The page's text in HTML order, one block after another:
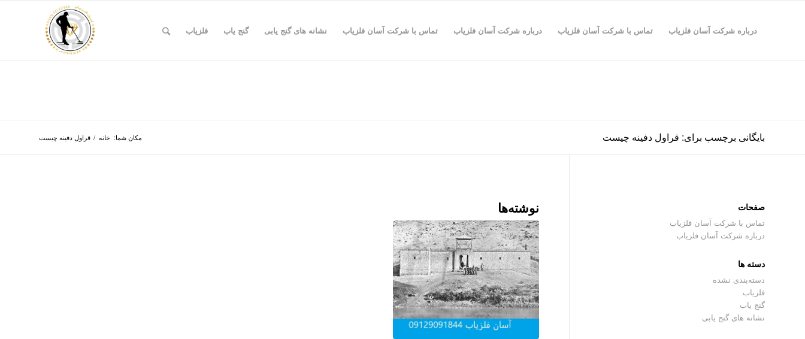
درباره شرکت آسان فلزیاب تماس با شرکت آسان فلزیاب درباره شرکت آسان فلزیاب تماس با شرکت آسان فلزیاب نشانه های گنج یابی گنج یاب فلزیاب
بایگانی برچسب برای: قراول دفینه چیست مکان شما: خانه / قراول دفینه چیست
نوشته‌ها صفحات
تماس با شرکت آسان فلزیاب
درباره شرکت آسان فلزیاب
دسته ها
دسته‌بندی نشده
فلزیاب
گنج یاب
نشانه های گنج یابی